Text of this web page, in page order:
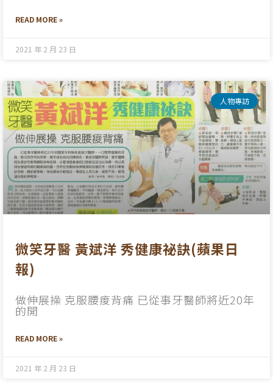
READ MORE »
2021 年 2 月 23 日
人物專訪
微笑牙醫 黃斌洋 秀健康祕訣(蘋果日
報)
做伸展操 克服腰痠背痛 已從事牙醫師將近20年
的開
READ MORE »
2021 年 2 月 23 日